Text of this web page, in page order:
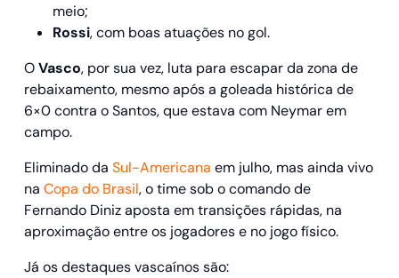
meio;
Rossi, com boas atuações no gol.
OVasco, por sua vez, luta para escapar da zona de
rebaixamento, mesmo após a goleada histórica de
6×0 contra o Santos, que estava com Neymar em
campo.
Eliminado da Sul-Americana em julho, mas ainda vivo
na Copa do Brasil, o time sob o comando de
Fernando Diniz aposta em transições rápidas, na
aproximação entre os jogadores e no jogo físico.
Já os destaques vascaínos são: